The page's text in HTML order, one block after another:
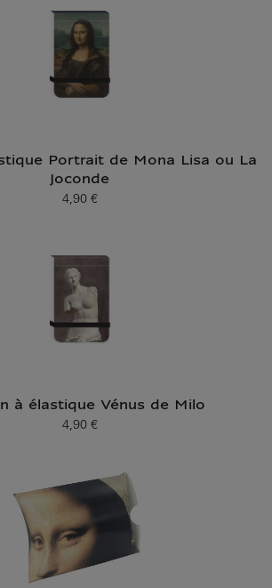
Portrait de Mona Lisa ou La
Joconde
Prix ​​actuel
4,90 €
à élastique Vénus de Milo
Prix ​​actuel
4,90 €